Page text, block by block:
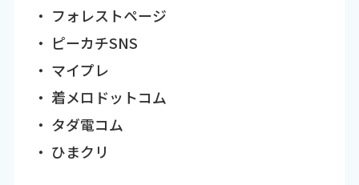
・ フォレストページ
・ ピーカチSNS
・ マイプレ
・ 着メロドットコム
・ タダ電コム
・ ひまクリ